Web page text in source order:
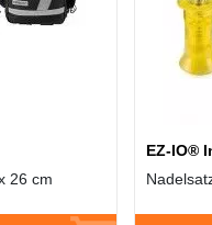
26 cm
EZ-IO®